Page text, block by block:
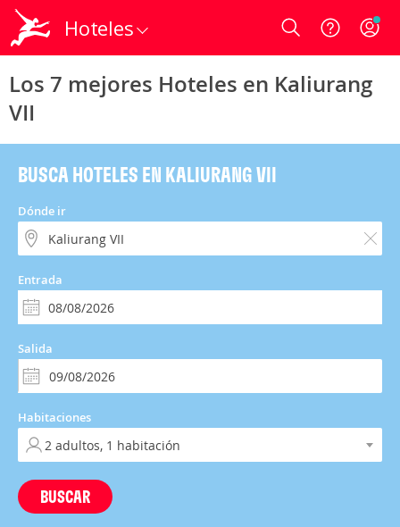
Hoteles Login
Los 7 mejores Hoteles en Kaliurang
VII
BUSCA HOTELES EN KALIURANG VII
Dónde ir
Entrada
Salida
Habitaciones
BUSCAR